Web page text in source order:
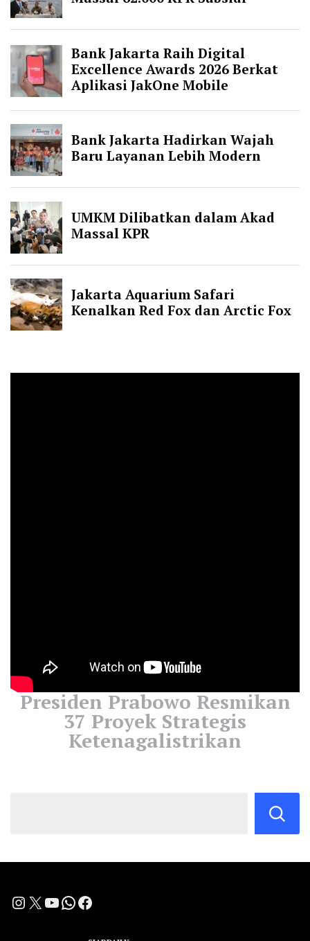
Presiden Prabowo Resmikan
37 Proyek Strategis
Ketenagalistrikan
Instagram
X YouTube
WhatsApp
Facebook